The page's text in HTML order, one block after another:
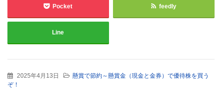
Pocket feedly
Line
2025年4月13日
懸賞で節約～懸賞金（現金と金券）で優待株を買う
ぞ！